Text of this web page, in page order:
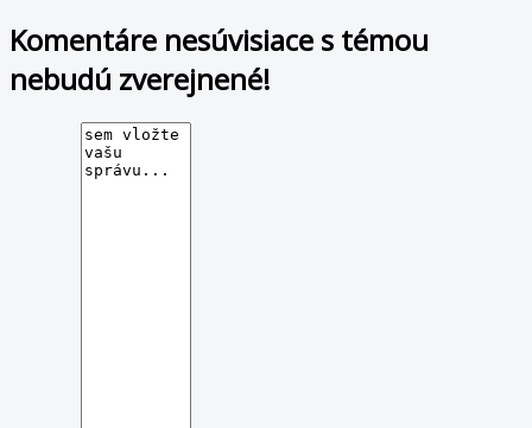
Komentáre nesúvisiace s témou
nebudú zverejnené!